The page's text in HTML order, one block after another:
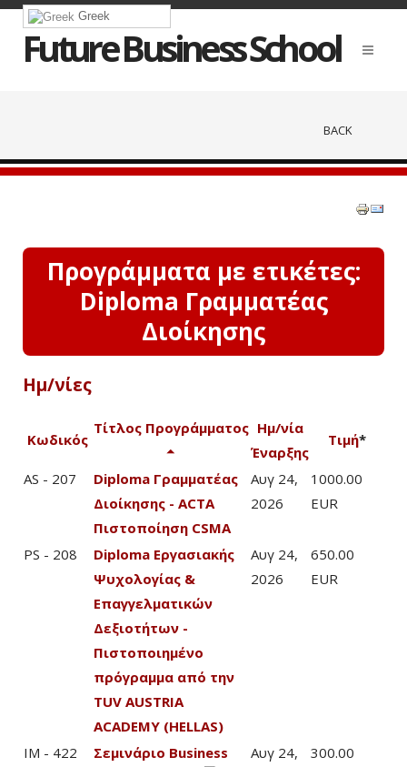
Greek
Future Business School
BACK
Προγράμματα με ετικέτες:
Diploma Γραμματέας
Διοίκησης
Ημ/νίες
Κωδικός
Τίτλος Προγράμματος Ημ/νία
Έναρξης
Τιμή*
AS - 207
Diploma Γραμματέας
Διοίκησης - ACTA
Πιστοποίηση CSMA
Αυγ 24,
2026
1000.00
EUR
PS - 208
Diploma Εργασιακής
Ψυχολογίας &
Επαγγελματικών
Δεξιοτήτων -
Πιστοποιημένο
πρόγραμμα από την
TUV AUSTRIA
ACADEMY (HELLAS)
Αυγ 24,
2026
650.00
EUR
IM - 422
Σεμινάριο Business
Αυγ 24,
300.00